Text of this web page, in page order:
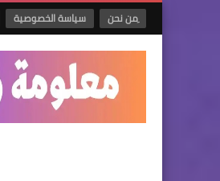
ِمن نحن سياسة الخصوصية